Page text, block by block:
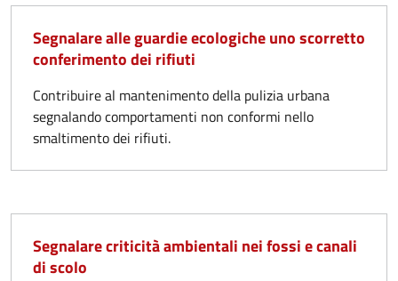
Segnalare alle guardie ecologiche uno scorretto
conferimento dei rifiuti
Contribuire al mantenimento della pulizia urbana
segnalando comportamenti non conformi nello
smaltimento dei rifiuti.
Segnalare criticità ambientali nei fossi e canali
di scolo